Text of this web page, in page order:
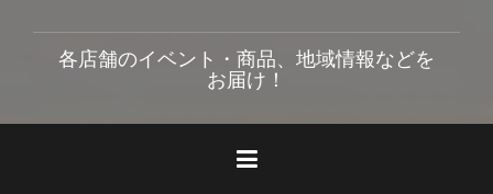
各店舗のイベント・商品、地域情報などを
お届け！